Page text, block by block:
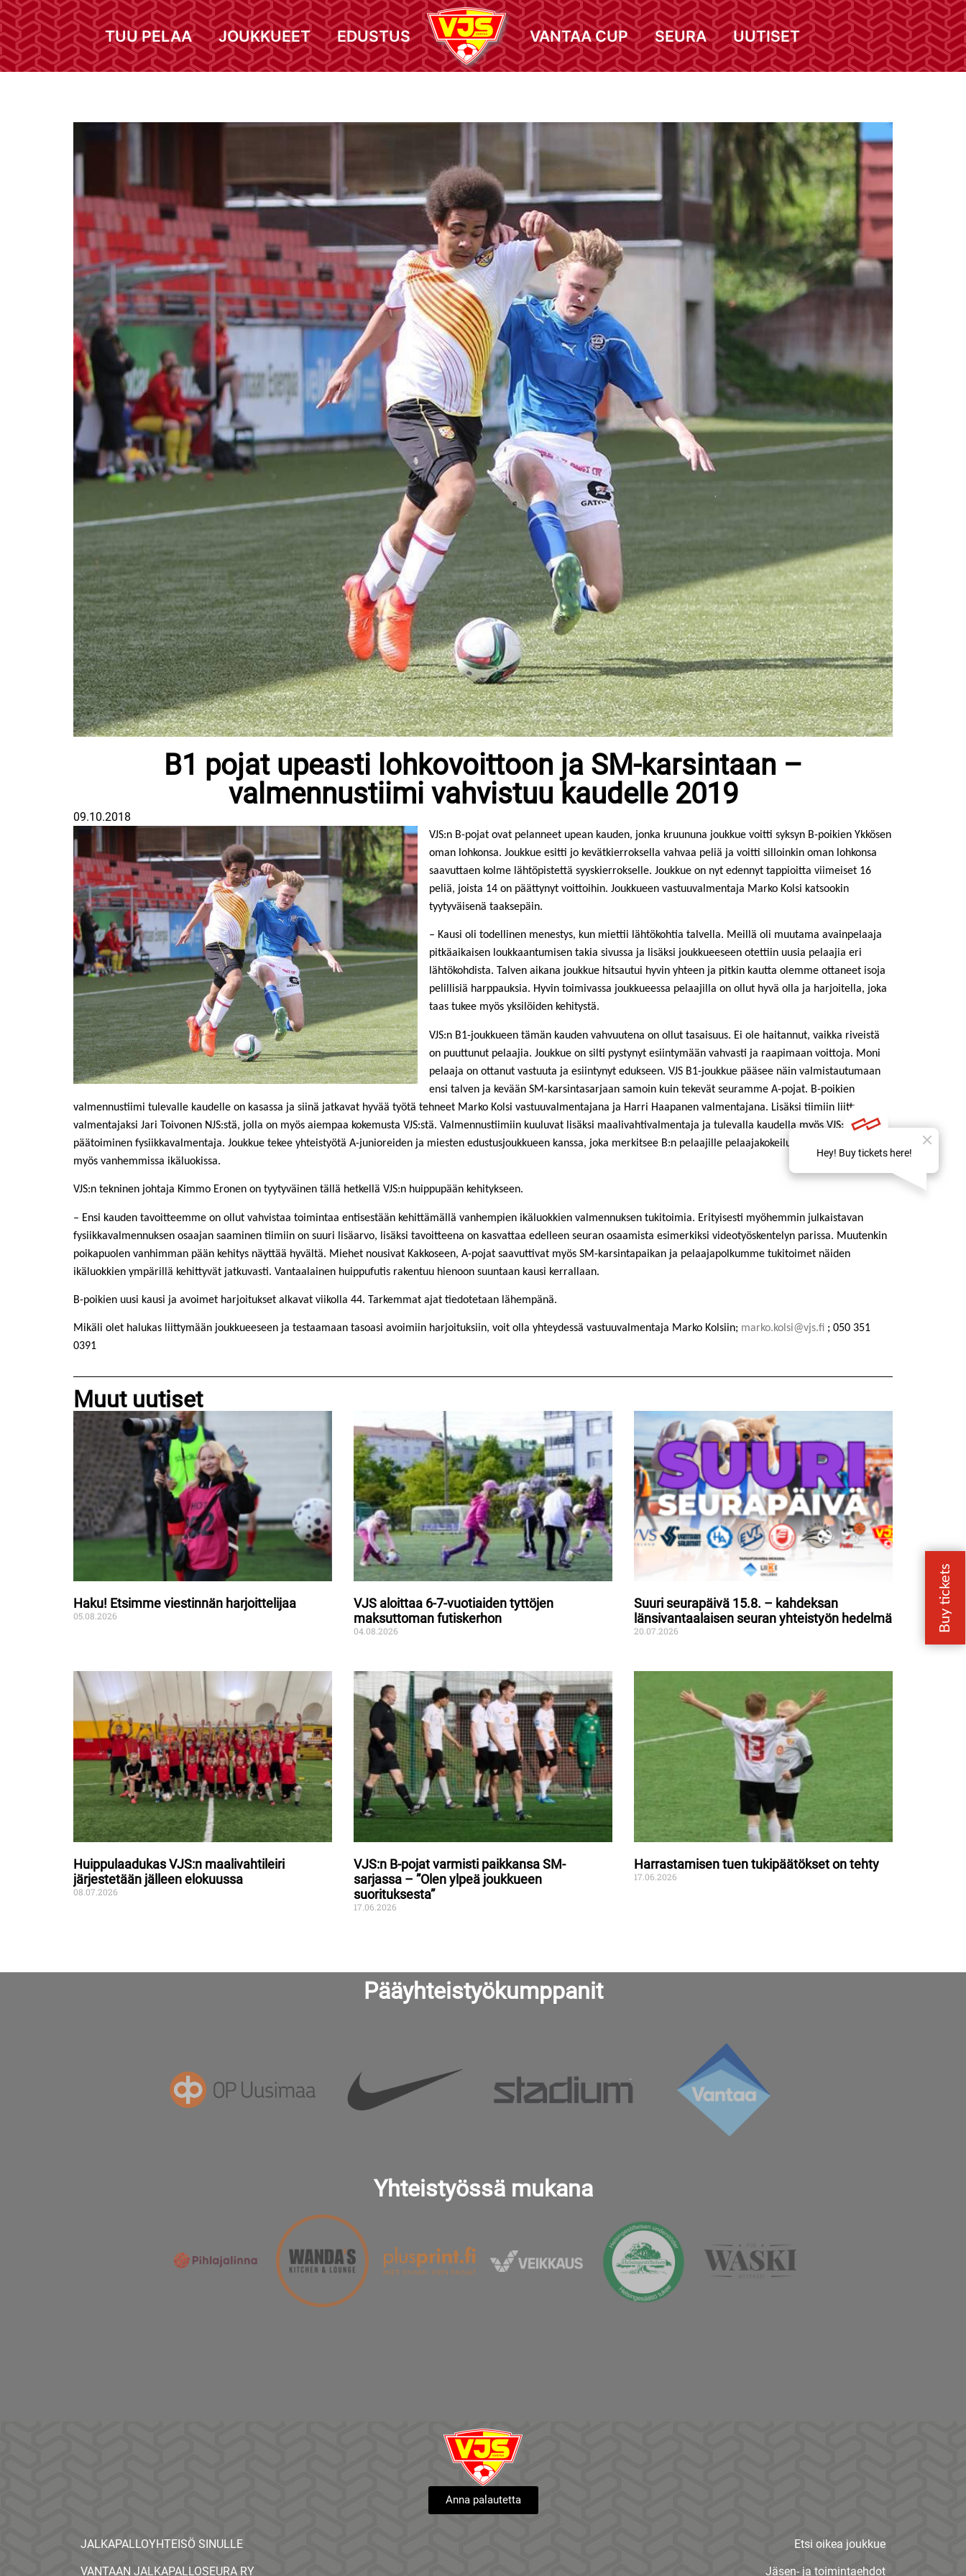
TUU PELAA JOUKKUEET EDUSTUS VANTAA CUP SEURA UUTISET
B1 pojat upeasti lohkovoittoon ja SM-karsintaan –
valmennustiimi vahvistuu kaudelle 2019
09.10.2018
VJS:n B-pojat ovat pelanneet upean kauden, jonka kruununa joukkue voitti syksyn B-poikien Ykkösen
oman lohkonsa. Joukkue esitti jo kevätkierroksella vahvaa peliä ja voitti silloinkin oman lohkonsa
saavuttaen kolme lähtöpistettä syyskierrokselle. Joukkue on nyt edennyt tappioitta viimeiset 16
peliä, joista 14 on päättynyt voittoihin. Joukkueen vastuuvalmentaja Marko Kolsi katsookin
tyytyväisenä taaksepäin.
– Kausi oli todellinen menestys, kun miettii lähtökohtia talvella. Meillä oli muutama avainpelaaja
pitkäaikaisen loukkaantumisen takia sivussa ja lisäksi joukkueeseen otettiin uusia pelaajia eri
lähtökohdista. Talven aikana joukkue hitsautui hyvin yhteen ja pitkin kautta olemme ottaneet isoja
pelillisiä harppauksia. Hyvin toimivassa joukkueessa pelaajilla on ollut hyvä olla ja harjoitella, joka
taas tukee myös yksilöiden kehitystä.
VJS:n B1-joukkueen tämän kauden vahvuutena on ollut tasaisuus. Ei ole haitannut, vaikka riveistä
on puuttunut pelaajia. Joukkue on silti pystynyt esiintymään vahvasti ja raapimaan voittoja. Moni
pelaaja on ottanut vastuuta ja esiintynyt edukseen. VJS B1-joukkue pääsee näin valmistautumaan
ensi talven ja kevään SM-karsintasarjaan samoin kuin tekevät seuramme A-pojat. B-poikien
valmennustiimi tulevalle kaudelle on kasassa ja siinä jatkavat hyvää työtä tehneet Marko Kolsi vastuuvalmentajana ja Harri Haapanen valmentajana. Lisäksi tiimiin liittyy
valmentajaksi Jari Toivonen NJS:stä, jolla on myös aiempaa kokemusta VJS:stä. Valmennustiimiin kuuluvat lisäksi maalivahtivalmentaja ja tulevalla kaudella myös VJS:n
päätoiminen fysiikkavalmentaja. Joukkue tekee yhteistyötä A-junioreiden ja miesten edustusjoukkueen kanssa, joka merkitsee B:n pelaajille pelaajakokeiluja ja näyttöpaikkoja
myös vanhemmissa ikäluokissa.
VJS:n tekninen johtaja Kimmo Eronen on tyytyväinen tällä hetkellä VJS:n huippupään kehitykseen.
– Ensi kauden tavoitteemme on ollut vahvistaa toimintaa entisestään kehittämällä vanhempien ikäluokkien valmennuksen tukitoimia. Erityisesti myöhemmin julkaistavan
fysiikkavalmennuksen osaajan saaminen tiimiin on suuri lisäarvo, lisäksi tavoitteena on kasvattaa edelleen seuran osaamista esimerkiksi videotyöskentelyn parissa. Muutenkin
poikapuolen vanhimman pään kehitys näyttää hyvältä. Miehet nousivat Kakkoseen, A-pojat saavuttivat myös SM-karsintapaikan ja pelaajapolkumme tukitoimet näiden
ikäluokkien ympärillä kehittyvät jatkuvasti. Vantaalainen huippufutis rakentuu hienoon suuntaan kausi kerrallaan.
B-poikien uusi kausi ja avoimet harjoitukset alkavat viikolla 44. Tarkemmat ajat tiedotetaan lähempänä.
Mikäli olet halukas liittymään joukkueeseen ja testaamaan tasoasi avoimiin harjoituksiin, voit olla yhteydessä vastuuvalmentaja Marko Kolsiin; marko.kolsi@vjs.fi ; 050 351
0391
Muut uutiset
Haku! Etsimme viestinnän harjoittelijaa
05.08.2026
VJS aloittaa 6-7-vuotiaiden tyttöjen
maksuttoman futiskerhon
04.08.2026
Suuri seurapäivä 15.8. – kahdeksan
länsivantaalaisen seuran yhteistyön hedelmä
20.07.2026
Huippulaadukas VJS:n maalivahtileiri
järjestetään jälleen elokuussa
08.07.2026
VJS:n B-pojat varmisti paikkansa SM-
sarjassa – ”Olen ylpeä joukkueen
suorituksesta”
17.06.2026
Harrastamisen tuen tukipäätökset on tehty
17.06.2026
Pääyhteistyökumppanit
Yhteistyössä mukana
Anna palautetta
JALKAPALLOYHTEISÖ SINULLE
VANTAAN JALKAPALLOSEURA RY
Etsi oikea joukkue
Jäsen- ja toimintaehdot